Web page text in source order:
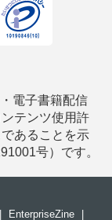
電子書籍配信
テンツ使用許
あることを示
号）です。
EnterpriseZine